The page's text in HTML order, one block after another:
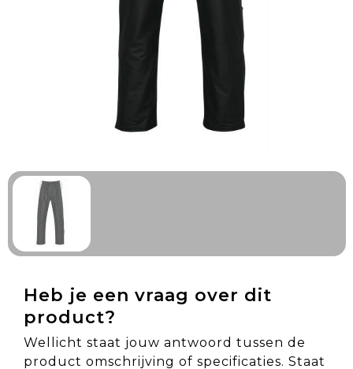
Technologie & Gadgets
Outdoor & Vrije tijd
Pennen & Schrijfwaren
Tassen & Reizen
Gezondheid & Welzijn
Eten & Drinken
Heb je een vraag over dit
product?
Wellicht staat jouw antwoord tussen de
product omschrijving of specificaties. Staat